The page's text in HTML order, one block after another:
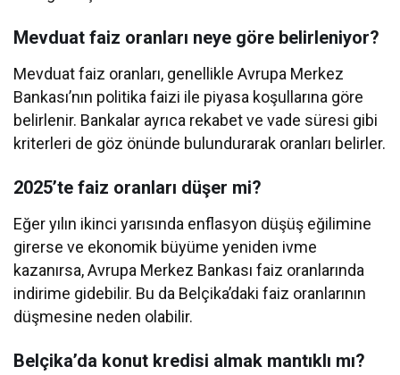
Mevduat faiz oranları neye göre belirleniyor?
Mevduat faiz oranları, genellikle Avrupa Merkez
Bankası’nın politika faizi ile piyasa koşullarına göre
belirlenir. Bankalar ayrıca rekabet ve vade süresi gibi
kriterleri de göz önünde bulundurarak oranları belirler.
2025’te faiz oranları düşer mi?
Eğer yılın ikinci yarısında enflasyon düşüş eğilimine
girerse ve ekonomik büyüme yeniden ivme
kazanırsa, Avrupa Merkez Bankası faiz oranlarında
indirime gidebilir. Bu da Belçika’daki faiz oranlarının
düşmesine neden olabilir.
Belçika’da konut kredisi almak mantıklı mı?